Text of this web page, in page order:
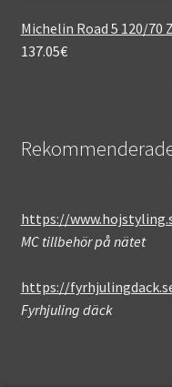
Michelin Road 5 120/70
137.05€
https://
MC tillbehör på nätet
https://
Fyrhjuling däck